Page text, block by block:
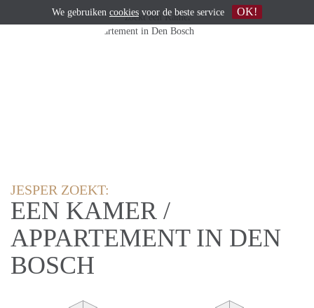
JESPER ZOEKT:
EEN KAMER /
APPARTEMENT IN DEN
BOSCH
We gebruiken cookies voor de beste service OK!